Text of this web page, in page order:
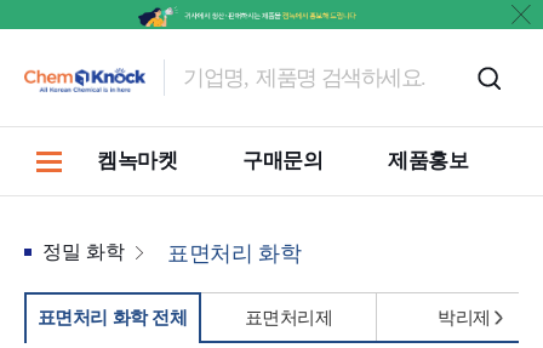
켐녹마켓 구매문의 제품홍보
정밀 화학 표면처리 화학
표면처리 화학 전체 표면처리제 박리제